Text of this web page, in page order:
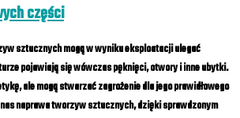
części
sztucznych mogą w wyniku eksploatacji ulegać
pojawiają się wówczas pęknięci, otwory i inne ubytki.
ale mogą stwarzać zagrożenie dla jego prawidłowego
naprawa tworzyw sztucznych, dzięki sprawdzonym